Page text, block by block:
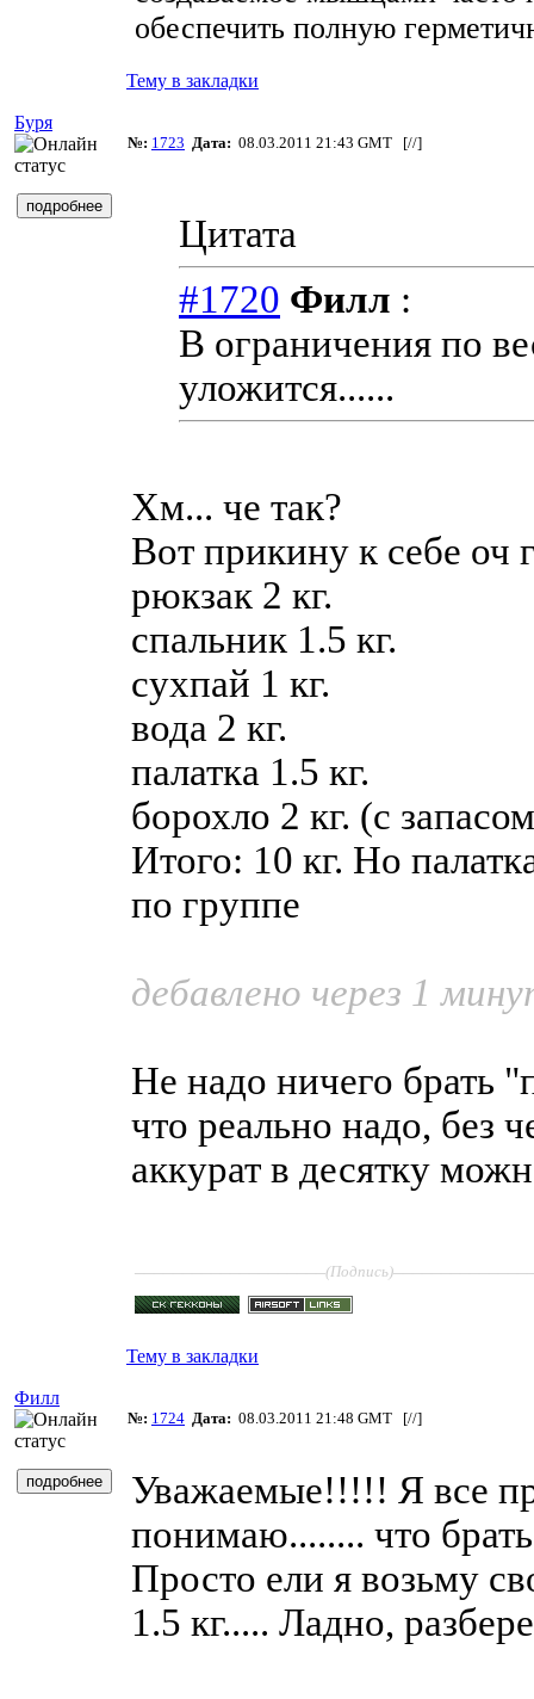
обеспечить полную
Тему в закладки
Буря
№: 1723 Дата: 08.03.2011 21:43 GMT [//]
Цитата
#1720 Филл :
В ограничения по
уложится......
Хм... че так?
Вот прикину к себе оч
рюкзак 2 кг.
спальник 1.5 кг.
сухпай 1 кг.
вода 2 кг.
палатка 1.5 кг.
борохло 2 кг. (с
Итого: 10 кг. Но
по группе
дебавлено через 1
Не надо ничего брать
что реально надо, без
аккурат в десятку
(Подпись)
Тему в закладки
Филл
№: 1724 Дата: 08.03.2011 21:48 GMT [//]
Уважаемые!!!!! Я все
понимаю........ что
Просто ели я возьму
1.5 кг..... Ладно,